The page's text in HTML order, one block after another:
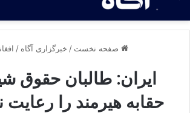
صفحه نخست / خبرگزاری آگاه /
ایران: طالبان حقوق
حقابه هیرمند را رعایت